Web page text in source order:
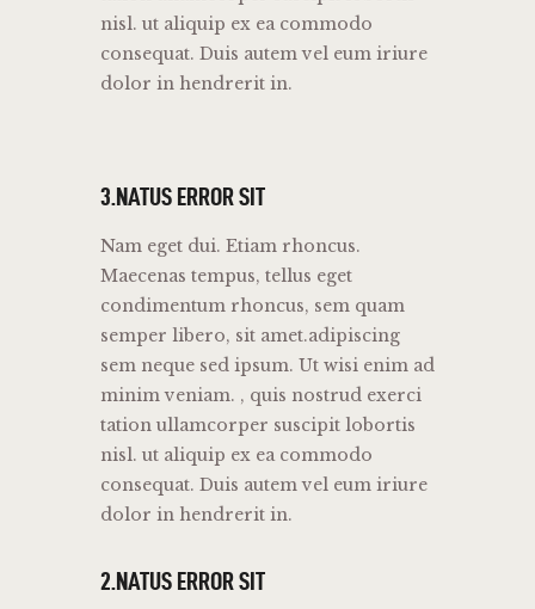
nisl. ut aliquip ex ea commodo
consequat. Duis autem vel eum iriure
dolor in hendrerit in.
3.NATUS ERROR SIT
Nam eget dui. Etiam rhoncus.
Maecenas tempus, tellus eget
condimentum rhoncus, sem quam
semper libero, sit amet.adipiscing
sem neque sed ipsum. Ut wisi enim ad
minim veniam. , quis nostrud exerci
tation ullamcorper suscipit lobortis
nisl. ut aliquip ex ea commodo
consequat. Duis autem vel eum iriure
dolor in hendrerit in.
2.NATUS ERROR SIT